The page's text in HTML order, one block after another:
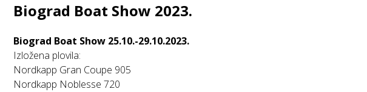
Biograd Boat Show 2023.
Biograd Boat Show 25.10.-29.10.2023.
Izložena plovila:
Nordkapp Gran Coupe 905
Nordkapp Noblesse 720